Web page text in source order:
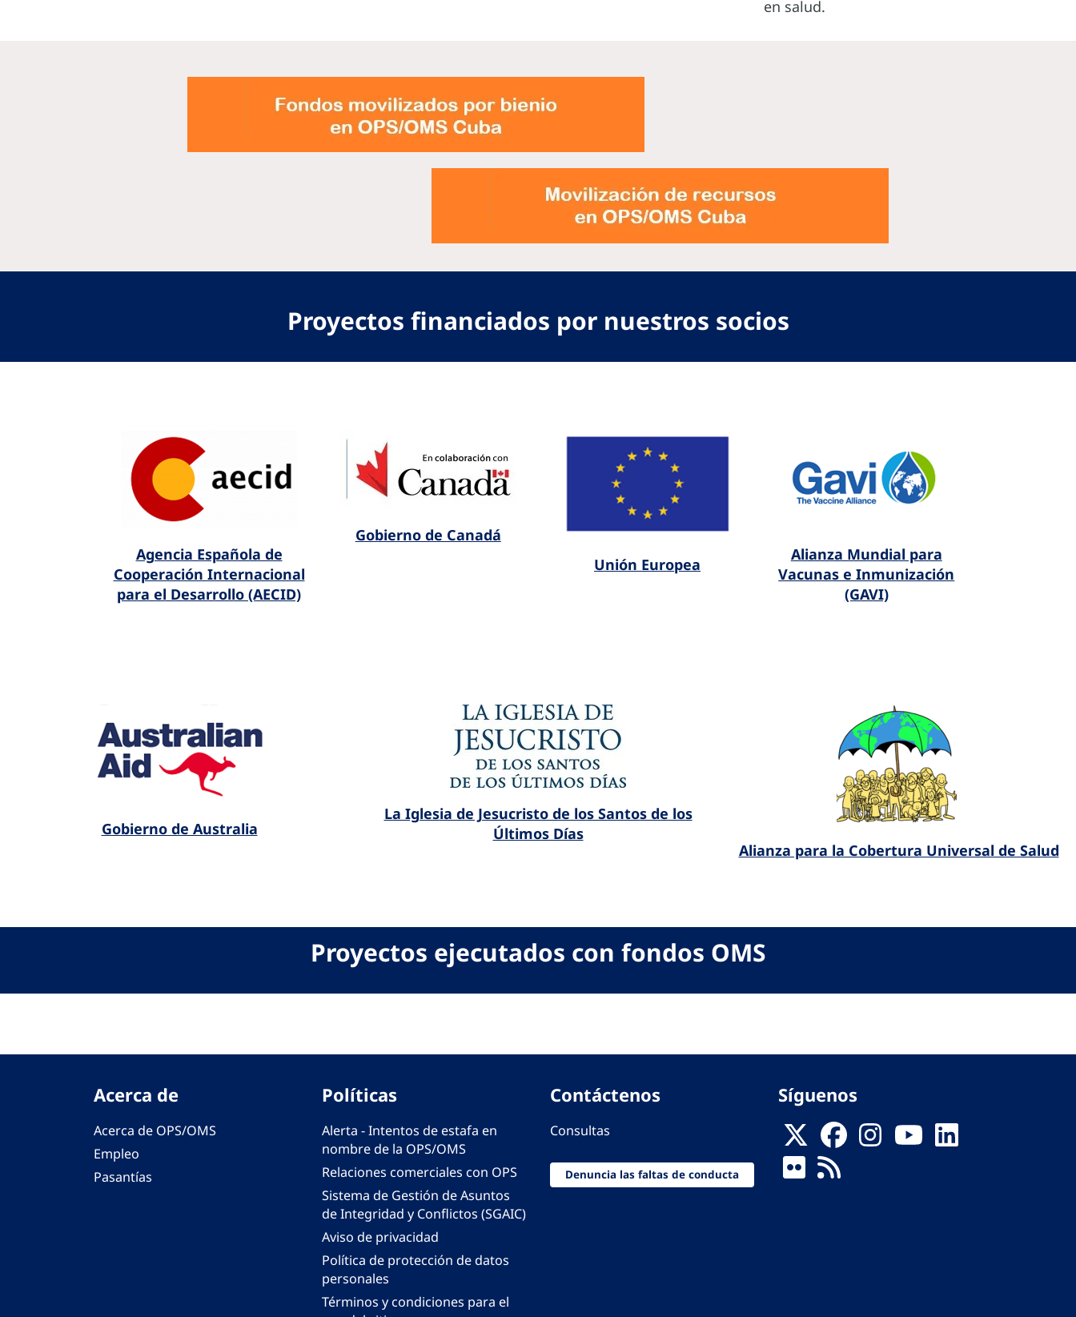
en salud.
Proyectos financiados por nuestros socios
Agencia Española de
Cooperación Internacional
para el Desarrollo (AECID)
Gobierno de Canadá
Unión Europea
Alianza Mundial para
Vacunas e Inmunización
(GAVI)
Gobierno de Australia
La Iglesia de Jesucristo de los Santos de los
Últimos Días
Alianza para la Cobertura Universal de Salud
Proyectos ejecutados con fondos OMS
Acerca de
Acerca de OPS/OMS
Empleo
Pasantías
Políticas
Alerta - Intentos de estafa en
nombre de la OPS/OMS
Relaciones comerciales con OPS
Sistema de Gestión de Asuntos
de Integridad y Conflictos (SGAIC)
Aviso de privacidad
Política de protección de datos
personales
Términos y condiciones para el
Contáctenos
Consultas
Denuncia las faltas de conducta
Síguenos